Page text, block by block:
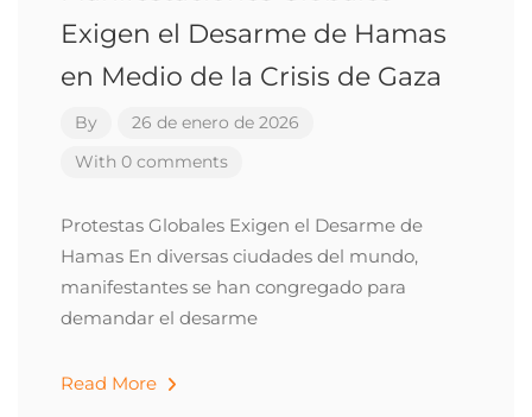
Exigen el Desarme de Hamas
en Medio de la Crisis de Gaza
By
26 de enero de 2026
With 0 comments
Protestas Globales Exigen el Desarme de
Hamas En diversas ciudades del mundo,
manifestantes se han congregado para
demandar el desarme
Read More